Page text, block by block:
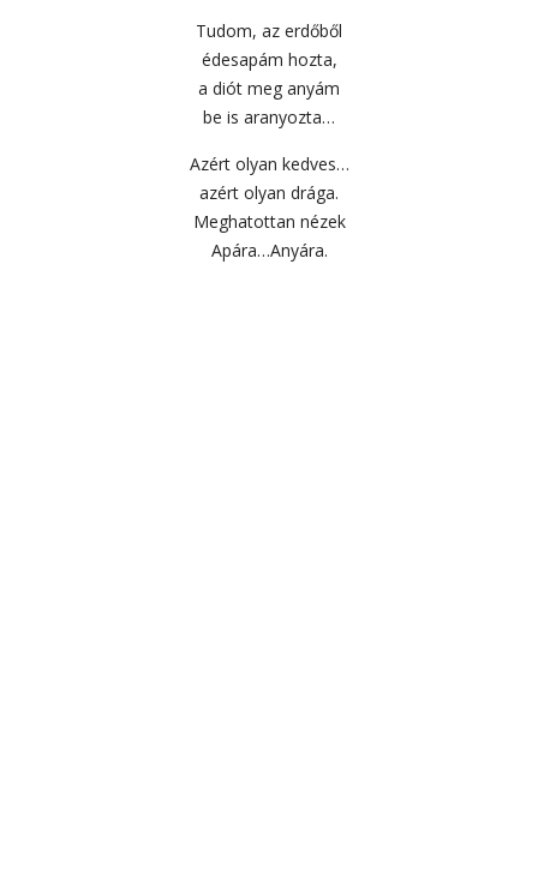
Tudom, az erdőből
édesapám hozta,
a diót meg anyám
be is aranyozta…
Azért olyan kedves…
azért olyan drága.
Meghatottan nézek
Apára…Anyára.